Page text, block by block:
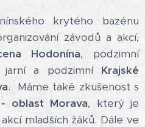
krytého bazénu
závodů a akcí,
Hodonína, podzimní
a podzimníKrajské
. Máme také zkušenost s
oblast Morava, který je
mladších žáků. Dále ve